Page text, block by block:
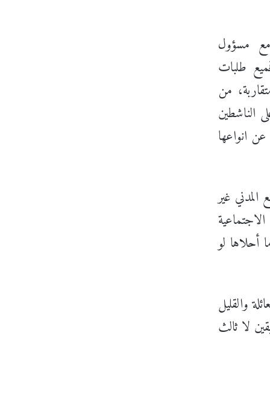
مع مسؤول
طلبات
من
الناشطين
انواعها
المدني غير
أحلاها لو
والقليل
لا ثالث